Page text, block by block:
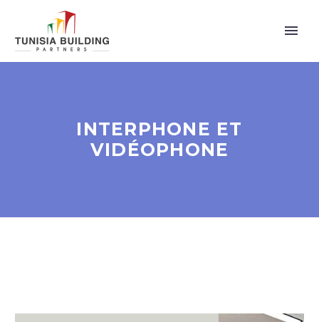
INTERPHONE ET
VIDÉOPHONE